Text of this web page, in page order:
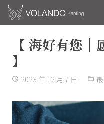
【 海好有您
】
access_time 2023 年 12 月 7 日 folder_open